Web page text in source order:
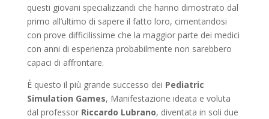
questi giovani specializzandi che hanno dimostrato dal
primo all’ultimo di sapere il fatto loro, cimentandosi
con prove difficilissime che la maggior parte dei medici
con anni di esperienza probabilmente non sarebbero
capaci di affrontare.
È questo il più grande successo dei Pediatric
Simulation Games, Manifestazione ideata e voluta
dal professor Riccardo Lubrano, diventata in soli due